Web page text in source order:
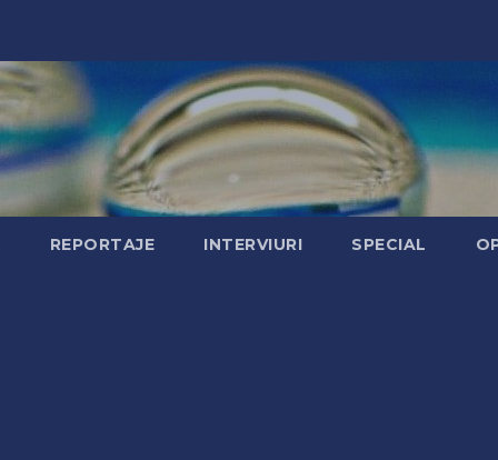
REPORTAJE INTERVIURI SPECIAL